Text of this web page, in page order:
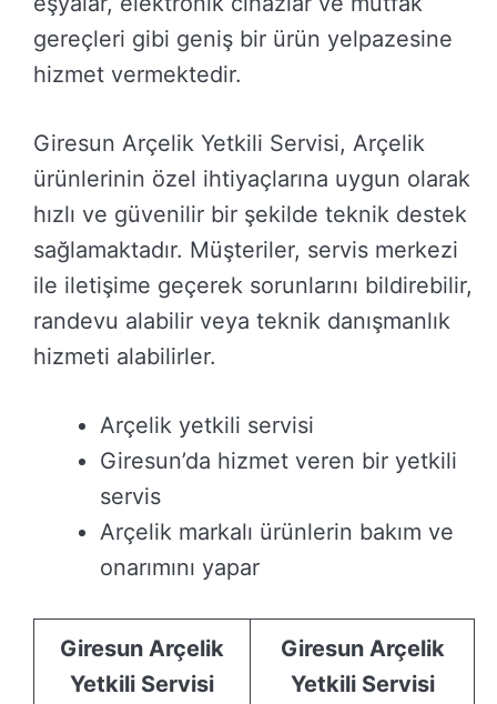
gereçleri gibi geniş bir ürün yelpazesine
hizmet vermektedir.
Giresun Arçelik Yetkili Servisi, Arçelik
ürünlerinin özel ihtiyaçlarına uygun olarak
hızlı ve güvenilir bir şekilde teknik destek
sağlamaktadır. Müşteriler, servis merkezi
ile iletişime geçerek sorunlarını bildirebilir,
randevu alabilir veya teknik danışmanlık
hizmeti alabilirler.
Arçelik yetkili servisi
Giresun’da hizmet veren bir yetkili
servis
Arçelik markalı ürünlerin bakım ve
onarımını yapar
Giresun Arçelik
Yetkili Servisi
Giresun Arçelik
Yetkili Servisi